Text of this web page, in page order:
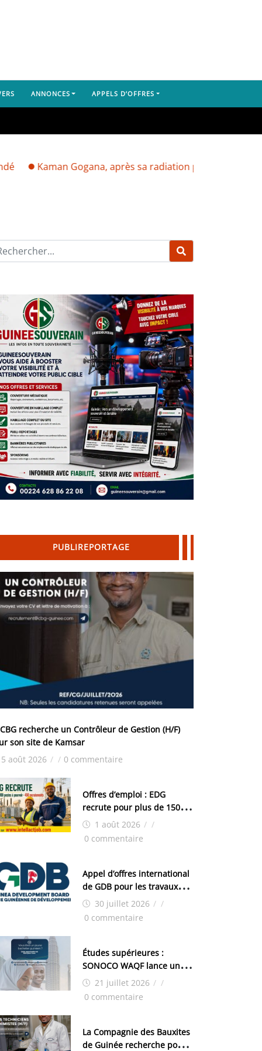
ANNONCES APPELS D’OFFRES
Gogana, après sa radiation par Mamadi
PUBLIREPORTAGE
recherche un Contrôleur de Gestion (H/F)
son site de Kamsar
5 août 2026 / / 0 commentaire
Offres d’emploi : EDG
recrute pour plus de 150
postes1 août 2026 / /
0 commentaire
Appel d’offres international
de GDB pour les travaux
d’aménagement de la zone
industrielle de FANDJE
30 juillet 2026 / /
0 commentaire
Études supérieures :
SONOCO WAQF lance un
programme de bourses
pour la Malaisie
21 juillet 2026 / /
0 commentaire
La Compagnie des Bauxites
de Guinée recherche pour